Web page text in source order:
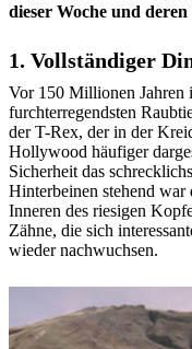
dieser Woche und deren
1. Vollständiger
Vor 150 Millionen Jahren
furchterregendsten
der T-Rex, der in der
Hollywood häufiger
Sicherheit das
Hinterbeinen stehend
Inneren des riesigen
Zähne, die sich
wieder nachwuchsen.